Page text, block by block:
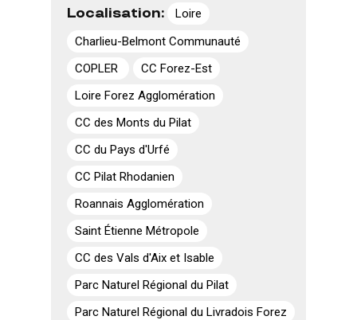
Localisation:
Loire
Charlieu-Belmont Communauté
COPLER
CC Forez-Est
Loire Forez Agglomération
CC des Monts du Pilat
CC du Pays d'Urfé
CC Pilat Rhodanien
Roannais Agglomération
Saint Étienne Métropole
CC des Vals d'Aix et Isable
Parc Naturel Régional du Pilat
Parc Naturel Régional du Livradois Forez